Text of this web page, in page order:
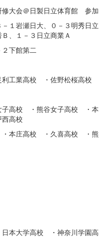
＠日製日立体育館 参加
瀬日大、０－３明秀日立
、１－３日立商業Ａ
館第二
利工業高校 ・佐野松桜高校
子高校 ・熊谷女子高校 ・本
高校
庄高校 ・久喜高校 ・熊
日本大学高校 ・神奈川学園高